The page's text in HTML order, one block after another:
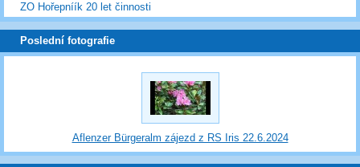
ZO Hořepníík 20 let činnosti
Poslední fotografie
Aflenzer Bürgeralm zájezd z RS Iris 22.6.2024